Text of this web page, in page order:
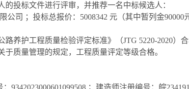
投标文件进行评审，并推荐一名中标候选人：
公司 ；投标总报价： 5008342 元 （其中暂列金90000
路养护工程质量检验评定标准》（JTG 5220-2020）
于质量管理的规定，工程质量评定等级合格。
9342023000601099508 ；建造师注册编号： 皖